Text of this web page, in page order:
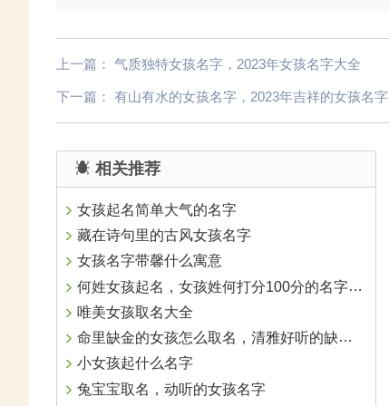
上一篇： 气质独特女孩名字，2023年女孩名字大全
下一篇： 有山有水的女孩名字，2023年吉祥的女孩名字
相关推荐
女孩起名简单大气的名字
藏在诗句里的古风女孩名字
女孩名字带馨什么寓意
何姓女孩起名，女孩姓何打分100分的名字大全
唯美女孩取名大全
命里缺金的女孩怎么取名，清雅好听的缺金女孩名分享
小女孩起什么名字
兔宝宝取名，动听的女孩名字